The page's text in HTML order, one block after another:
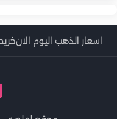
اسعار الذهب اليوم الان